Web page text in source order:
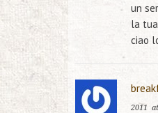
un
la
ciao
2011